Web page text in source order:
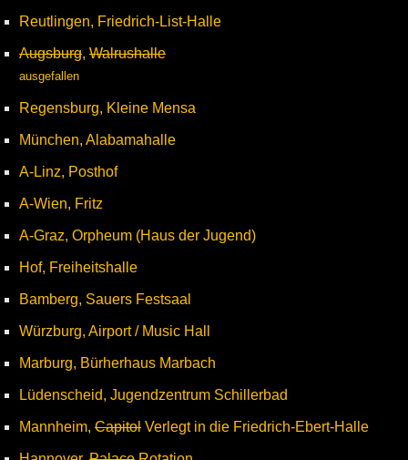
Reutlingen, Friedrich-List-Halle
Augsburg, Walrushalle
ausgefallen
Regensburg, Kleine Mensa
München, Alabamahalle
A-Linz, Posthof
A-Wien, Fritz
A-Graz, Orpheum (Haus der Jugend)
Hof, Freiheitshalle
Bamberg, Sauers Festsaal
Würzburg, Airport / Music Hall
Marburg, Bürherhaus Marbach
Lüdenscheid, Jugendzentrum Schillerbad
Mannheim, Capitol Verlegt in die Friedrich-Ebert-Halle